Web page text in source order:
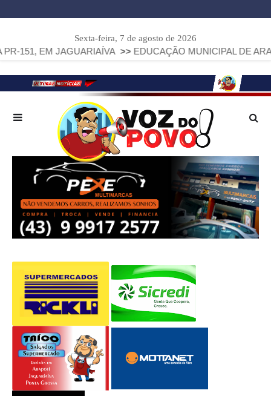
Sexta-feira, 7 de agosto de 2026
JAGUARIAÍVA >> EDUCAÇÃO MUNICIPAL DE ARAPOTI